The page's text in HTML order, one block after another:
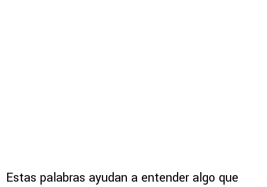
Estas palabras ayudan a entender algo que